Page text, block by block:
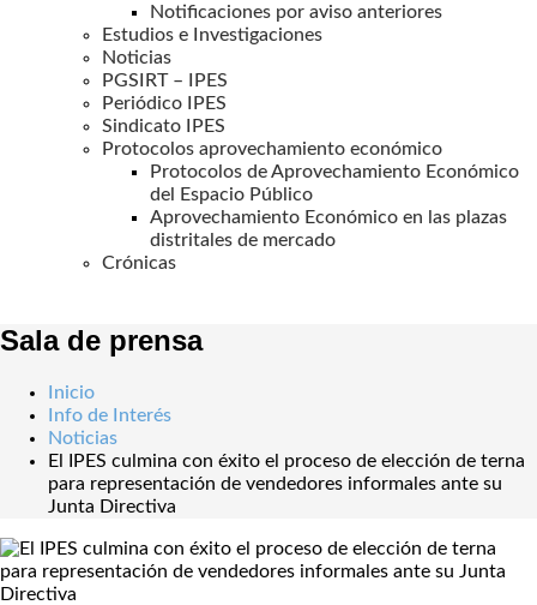
Notificaciones por aviso anteriores
Estudios e Investigaciones
Noticias
PGSIRT – IPES
Periódico IPES
Sindicato IPES
Protocolos aprovechamiento económico
Protocolos de Aprovechamiento Económico
del Espacio Público
Aprovechamiento Económico en las plazas
distritales de mercado
Crónicas
Sala de prensa
Inicio
Info de Interés
Noticias
El IPES culmina con éxito el proceso de elección de terna
para representación de vendedores informales ante su
Junta Directiva